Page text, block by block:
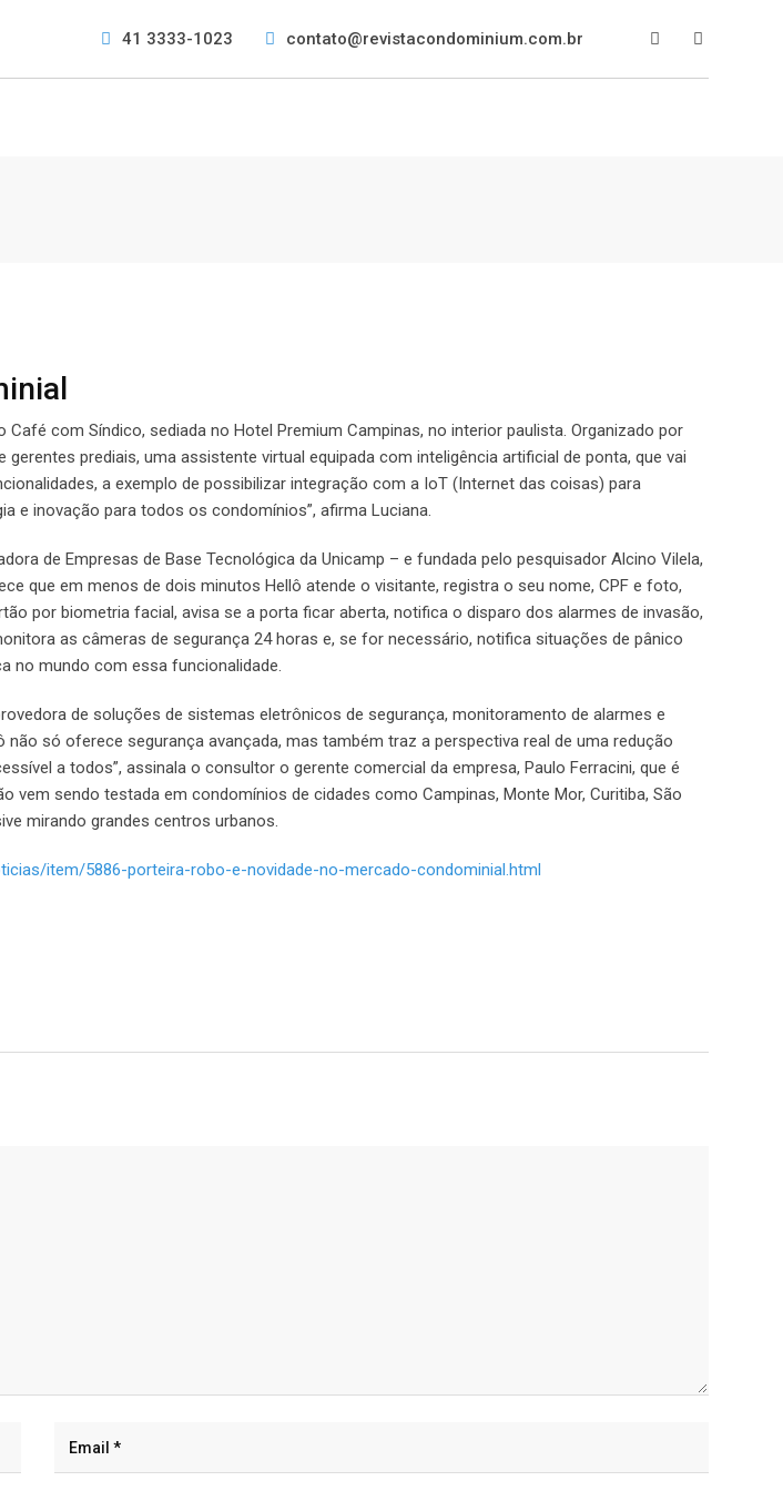
41 3333-1023 contato@revistacondominium.com.br
com Síndico, sediada no Hotel Premium Campinas, no interior paulista. Organizado por
prediais, uma assistente virtual equipada com inteligência artificial de ponta, que vai
a exemplo de possibilizar integração com a IoT (Internet das coisas) para
e inovação para todos os condomínios”, afirma Luciana.
de Empresas de Base Tecnológica da Unicamp – e fundada pelo pesquisador Alcino Vilela,
que em menos de dois minutos Hellô atende o visitante, registra o seu nome, CPF e foto,
por biometria facial, avisa se a porta ficar aberta, notifica o disparo dos alarmes de invasão,
as câmeras de segurança 24 horas e, se for necessário, notifica situações de pânico
no mundo com essa funcionalidade.
de soluções de sistemas eletrônicos de segurança, monitoramento de alarmes e
só oferece segurança avançada, mas também traz a perspectiva real de uma redução
a todos”, assinala o consultor o gerente comercial da empresa, Paulo Ferracini, que é
sendo testada em condomínios de cidades como Campinas, Monte Mor, Curitiba, São
mirando grandes centros urbanos.
item/5886-porteira-robo-e-novidade-no-mercado-condominial.html